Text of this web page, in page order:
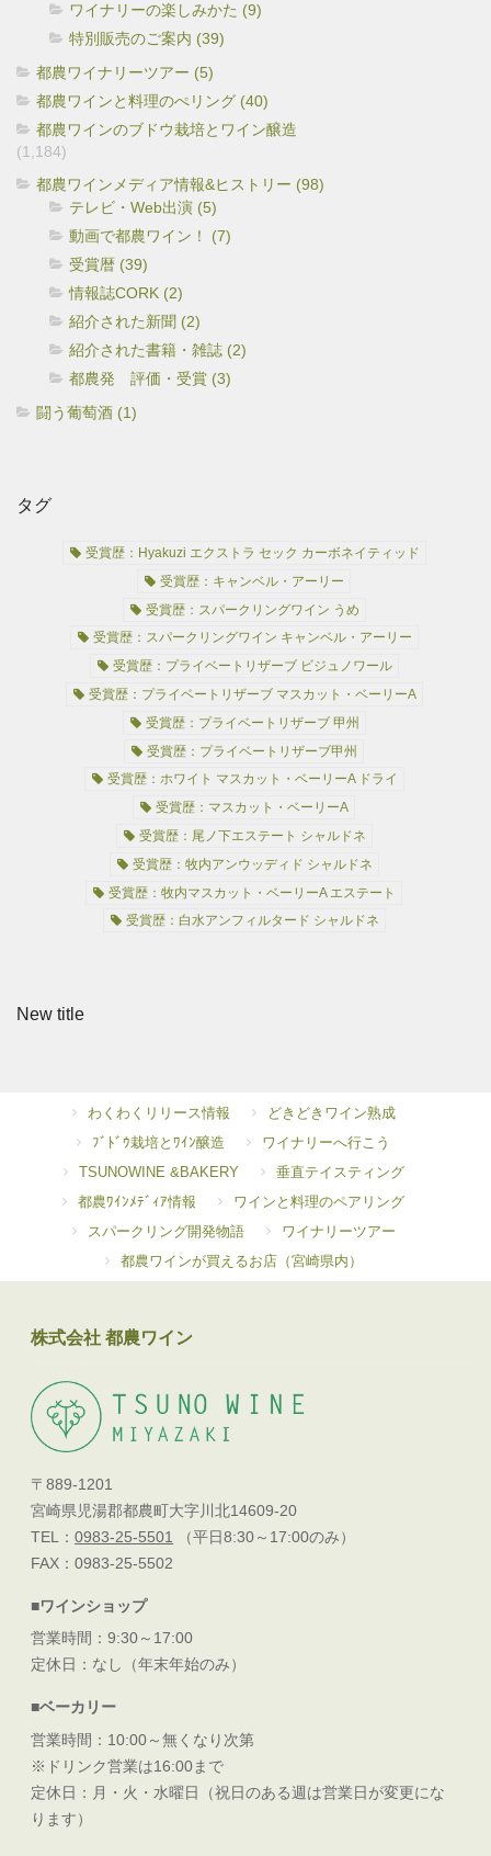
ワイナリーの楽しみかた (9)
特別販売のご案内 (39)
都農ワイナリーツアー (5)
都農ワインと料理のぺリング (40)
都農ワインのブドウ栽培とワイン醸造
(1,184)
都農ワインメディア情報&ヒストリー (98)
テレビ・Web出演 (5)
動画で都農ワイン！ (7)
受賞暦 (39)
情報誌CORK (2)
紹介された新聞 (2)
紹介された書籍・雑誌 (2)
都農発 評価・受賞 (3)
闘う葡萄酒 (1)
タグ
受賞歴：Hyakuzi エクストラ セック カーボネイティッド
受賞歴：キャンベル・アーリー
受賞歴：スパークリングワイン うめ
受賞歴：スパークリングワイン キャンベル・アーリー
受賞歴：プライベートリザーブ ビジュノワール
受賞歴：プライベートリザーブ マスカット・ベーリーA
受賞歴：プライベートリザーブ 甲州
受賞歴：プライベートリザーブ甲州
受賞歴：ホワイト マスカット・ベーリーA ドライ
受賞歴：マスカット・ベーリーA
受賞歴：尾ノ下エステート シャルドネ
受賞歴：牧内アンウッディド シャルドネ
受賞歴：牧内マスカット・ベーリーA エステート
受賞歴：白水アンフィルタード シャルドネ
New title
わくわくリリース情報
どきどきワイン熟成
ﾌﾞﾄﾞｳ栽培とﾜｲﾝ醸造
ワイナリーへ行こう
TSUNOWINE &BAKERY
垂直テイスティング
都農ﾜｲﾝﾒﾃﾞｨｱ情報
ワインと料理のペアリング
スパークリング開発物語
ワイナリーツアー
都農ワインが買えるお店（宮崎県内）
株式会社 都農ワイン
〒889-1201
宮崎県児湯郡都農町大字川北14609-20
TEL：0983-25-5501 （平日8:30～17:00のみ）
FAX：0983-25-5502
■ワインショップ
営業時間：9:30～17:00
定休日：なし（年末年始のみ）
■ベーカリー
営業時間：10:00～無くなり次第
※ドリンク営業は16:00まで
定休日：月・火・水曜日（祝日のある週は営業日が変更にな
ります）